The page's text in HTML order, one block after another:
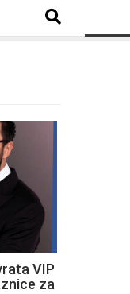
VIP
za